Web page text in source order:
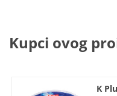
Kupci ovog
K